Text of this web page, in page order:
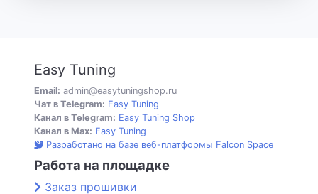
Easy Tuning
Email: admin@easytuningshop.ru
Чат в Telegram: Easy Tuning
Канал в Telegram: Easy Tuning Shop
Канал в Max: Easy Tuning
Разработано на базе веб-платформы Falcon Space
Работа на площадке
Заказ прошивки